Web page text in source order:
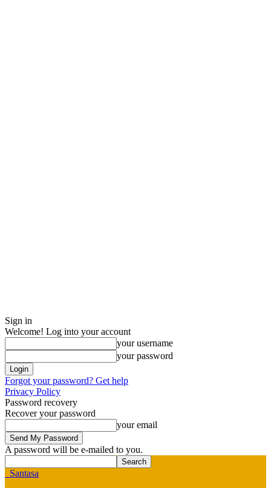
Sign in
Welcome! Log into your account
your username
your password
Forgot your password? Get help
Privacy Policy
Password recovery
Recover your password
your email
A password will be e-mailed to you.
Santasa